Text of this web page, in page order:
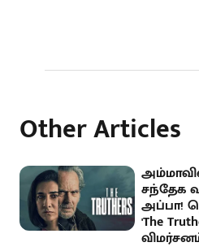
Other Articles
சந்தேக
அப்பா!
'The